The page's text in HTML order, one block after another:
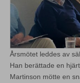
Årsmötet leddes av
Han berättade en
Martinson mötte en